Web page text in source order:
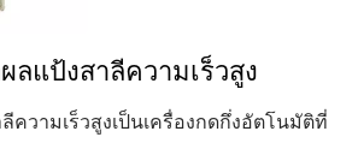
ลแป้งสาลีความเร็วสูง
ความเร็วสูงเป็นเครื่องกดกึ่งอัตโนมัติที่